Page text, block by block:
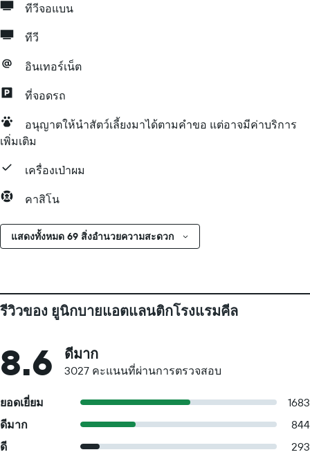
ทีวีจอแบน
ทีวี
อินเทอร์เน็ต
ที่จอดรถ
อนุญาตให้นำสัตว์เลี้ยงมาได้ตามคำขอ แต่อาจมีค่าบริการ
เพิ่มเติม
เครื่องเป่าผม
คาสิโน
แสดงทั้งหมด 69 สิ่งอำนวยความสะดวก
รีวิวของ ยูนิกบายแอตแลนติกโรงแรมคีล
8.6 ดีมาก
3027 คะแนนที่ผ่านการตรวจสอบ
ยอดเยี่ยม
1683
ดีมาก
844
ดี
293